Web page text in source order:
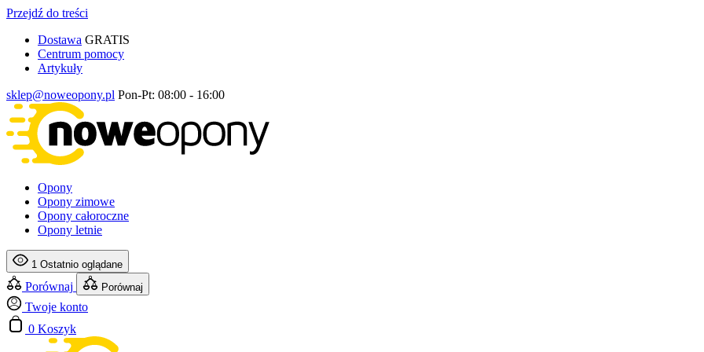
Przejdź do treści
Dostawa GRATIS
Centrum pomocy
Artykuły
sklep@noweopony.pl Pon-Pt: 08:00 - 16:00
Opony
Opony zimowe
Opony całoroczne
Opony letnie
1 Ostatnio oglądane
Porównaj Porównaj
Twoje konto
0 Koszyk